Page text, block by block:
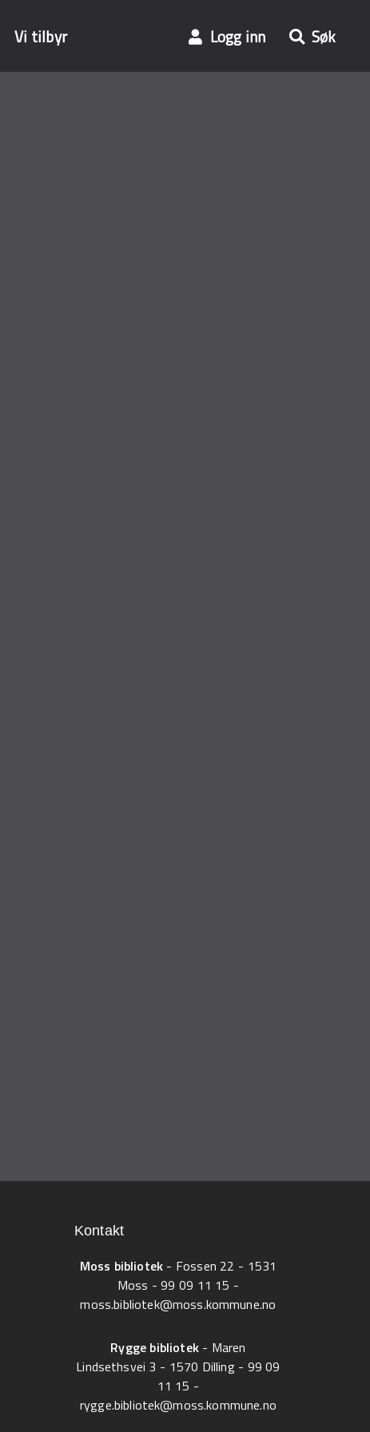
Vi tilbyr Logg inn Søk
Kontakt
Moss bibliotek - Fossen 22 - 1531
Moss -99 09 11 15 -
moss.bibliotek@moss.kommune.no
Rygge bibliotek- Maren
Lindsethsvei 3 - 1570 Dilling - 99 09
11 15 -
rygge.bibliotek@moss.kommune.no